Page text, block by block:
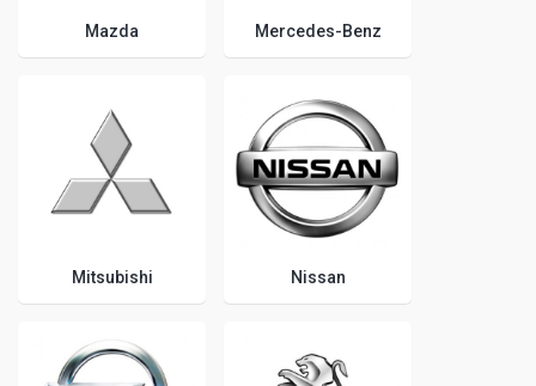
Mazda Mercedes-Benz
Mitsubishi Nissan